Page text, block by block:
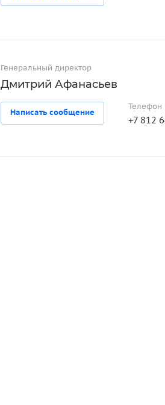
Генеральный директор
Дмитрий Афанасьев
Написать сообщение
Телефон
+7 812